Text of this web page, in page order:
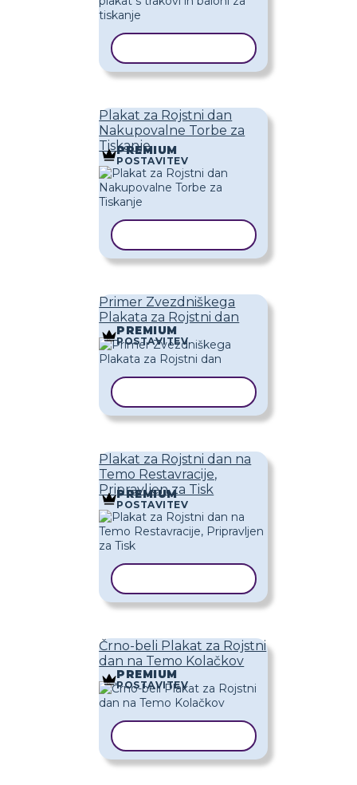
Plakat za Rojstni dan
Nakupovalne Torbe za
Tiskanje
PREMIUM
POSTAVITEV
Primer Zvezdniškega
Plakata za Rojstni dan
PREMIUM
POSTAVITEV
Plakat za Rojstni dan na
Temo Restavracije,
Pripravljen za Tisk
PREMIUM
POSTAVITEV
Črno-beli Plakat za Rojstni
dan na Temo Kolačkov
PREMIUM
POSTAVITEV